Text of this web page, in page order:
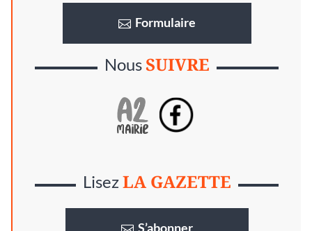
Formulaire
NousSUIVRE
LisezLA GAZETTE
S’abonner